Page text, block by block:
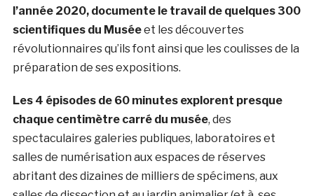
l’année 2020, documente le travail de quelques 300
scientifiques du Muséeet les découvertes
révolutionnaires qu’ils font ainsi que les coulisses de la
préparation de ses expositions.
Les 4 épisodes de 60 minutes explorent presque
chaque centimètre carré du musée, des
spectaculaires galeries publiques, laboratoires et
salles de numérisation aux espaces de réserves
abritant des dizaines de milliers de spécimens, aux